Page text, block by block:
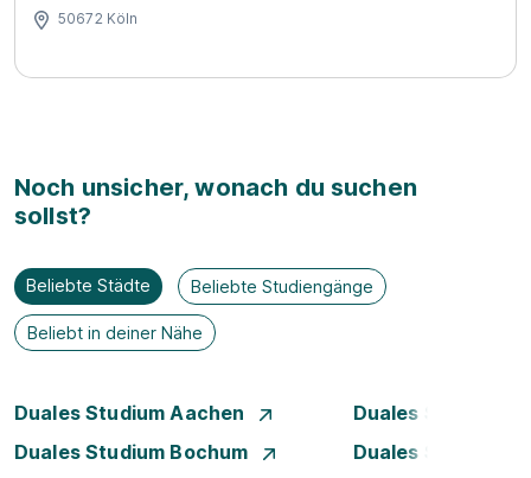
50672 Köln
Noch unsicher, wonach du suchen
sollst?
Beliebte Städte Beliebte Studiengänge
Beliebt in deiner Nähe
Duales Studium Aachen
Duales Studium
Duales Studium Bochum
Duales Studium